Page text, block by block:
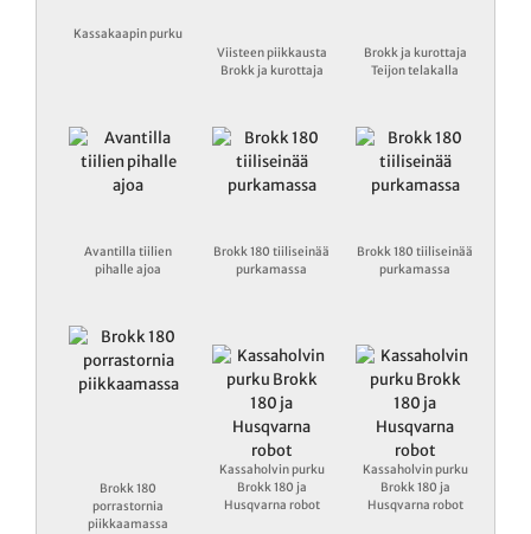
Kassakaapin purku
Viisteen piikkausta
Brokk ja kurottaja
Brokk ja kurottaja
Teijon telakalla
Avantilla tiilien
pihalle ajoa
Brokk 180 tiiliseinää
purkamassa
Brokk 180 tiiliseinää
purkamassa
Brokk 180
porrastornia
piikkaamassa
Kassaholvin purku
Brokk 180 ja
Husqvarna robot
Kassaholvin purku
Brokk 180 ja
Husqvarna robot